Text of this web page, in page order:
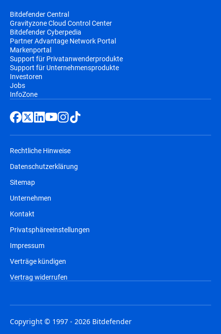
Bitdefender Central
Gravityzone Cloud Control Center
Bitdefender Cyberpedia
Partner Advantage Network Portal
Markenportal
Support für Privatanwenderprodukte
Support für Unternehmensprodukte
Investoren
Jobs
InfoZone
Rechtliche Hinweise
Datenschutzerklärung
Sitemap
Unternehmen
Kontakt
Privatsphäreeinstellungen
Impressum
Verträge kündigen
Vertrag widerrufen
Copyright © 1997 - 2026 Bitdefender